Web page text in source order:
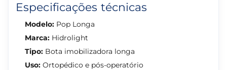
Especificações técnicas
Modelo: Pop Longa
Marca: Hidrolight
Tipo: Bota imobilizadora longa
Uso: Ortopédico e pós-operatório